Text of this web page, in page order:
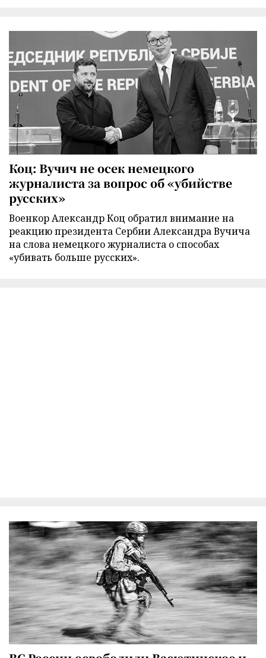
Коц: Вучич не осек немецкого
журналиста за вопрос об «убийстве
русских»
Военкор Александр Коц обратил внимание на
реакцию президента Сербии Александра Вучича
на слова немецкого журналиста о способах
«убивать больше русских».